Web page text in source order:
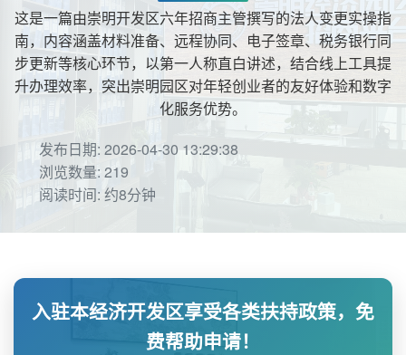
这是一篇由崇明开发区六年招商主管撰写的法人变更实操指
南，内容涵盖材料准备、远程协同、电子签章、税务银行同
步更新等核心环节，以第一人称直白讲述，结合线上工具提
升办理效率，突出崇明园区对年轻创业者的友好体验和数字
化服务优势。
发布日期: 2026-04-30 13:29:38
浏览数量: 219
阅读时间: 约8分钟
入驻本经济开发区享受各类扶持政策，免
费帮助申请！